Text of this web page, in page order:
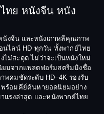
ตวัยรุ่น
รรม
รรม
1991
1987
1985
1983
1981
1978
ทย หนังจีน หนัง
นังจีน และหนังเกาหลีคุณภาพ
นไลน์ HD ทุกวัน ทั้งพากย์ไทย
ม่สะดุด ไม่ว่าจะเป็นหนังใหม่
ยมจากแพลตฟอร์มสตรีมมิงชื่อ
พคมชัดระดับ HD–4K รองรับ
ร้อมคีย์ค้นหายอดนิยมอย่าง
แรงล่าสุด และหนังพากย์ไทย